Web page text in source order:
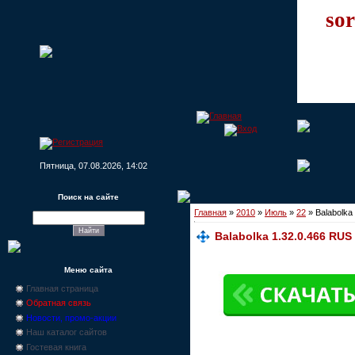
Пятница, 07.08.2026, 14:02
Поиск на сайте
Меню сайта
Главная страница
Обратная связь
Новости, промо-акции
Наш каталог сайтов
Гостевая книга
Главная » 2010 » Июль » 22 »
Balabolka 1.32.0.466 RUS